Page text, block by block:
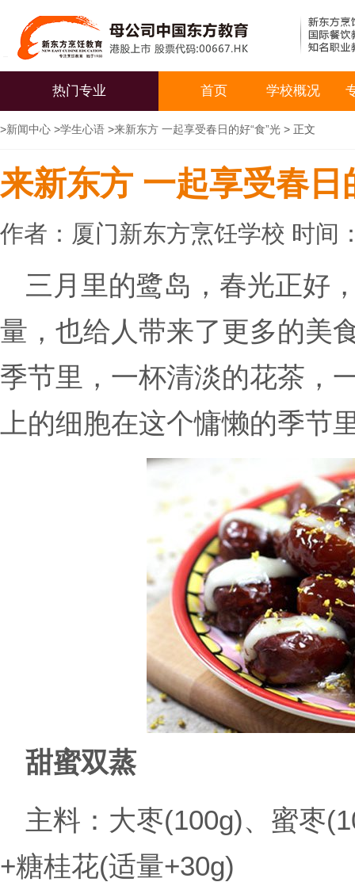
热门专业 首页 学校概况
>新闻中心 >学生心语 >来新东方 一起享受春日的好“食”光 > 正文
来新东方 一起享受春日
作者：厦门新东方烹饪学校 时间
三月里的鹭岛，春光正好
量，也给人带来了更多的美
季节里，一杯清淡的花茶，
上的细胞在这个慵懒的季节
甜蜜双蒸
主料：大枣(100g)、蜜枣
+糖桂花(适量+30g)